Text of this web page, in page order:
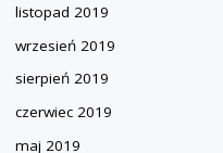
listopad 2019
wrzesień 2019
sierpień 2019
czerwiec 2019
maj 2019